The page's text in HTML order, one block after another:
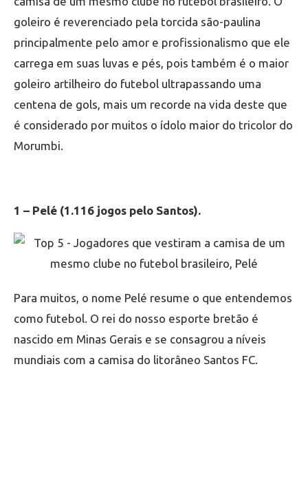
goleiro é reverenciado pela torcida são-paulina
principalmente pelo amor e profissionalismo que ele
carrega em suas luvas e pés, pois também é o maior
goleiro artilheiro do futebol ultrapassando uma
centena de gols, mais um recorde na vida deste que
é considerado por muitos o ídolo maior do tricolor do
Morumbi.
1 – Pelé (1.116 jogos pelo Santos).
Para muitos, o nome Pelé resume o que entendemos
como futebol. O rei do nosso esporte bretão é
nascido em Minas Gerais e se consagrou a níveis
mundiais com a camisa do litorâneo Santos FC.